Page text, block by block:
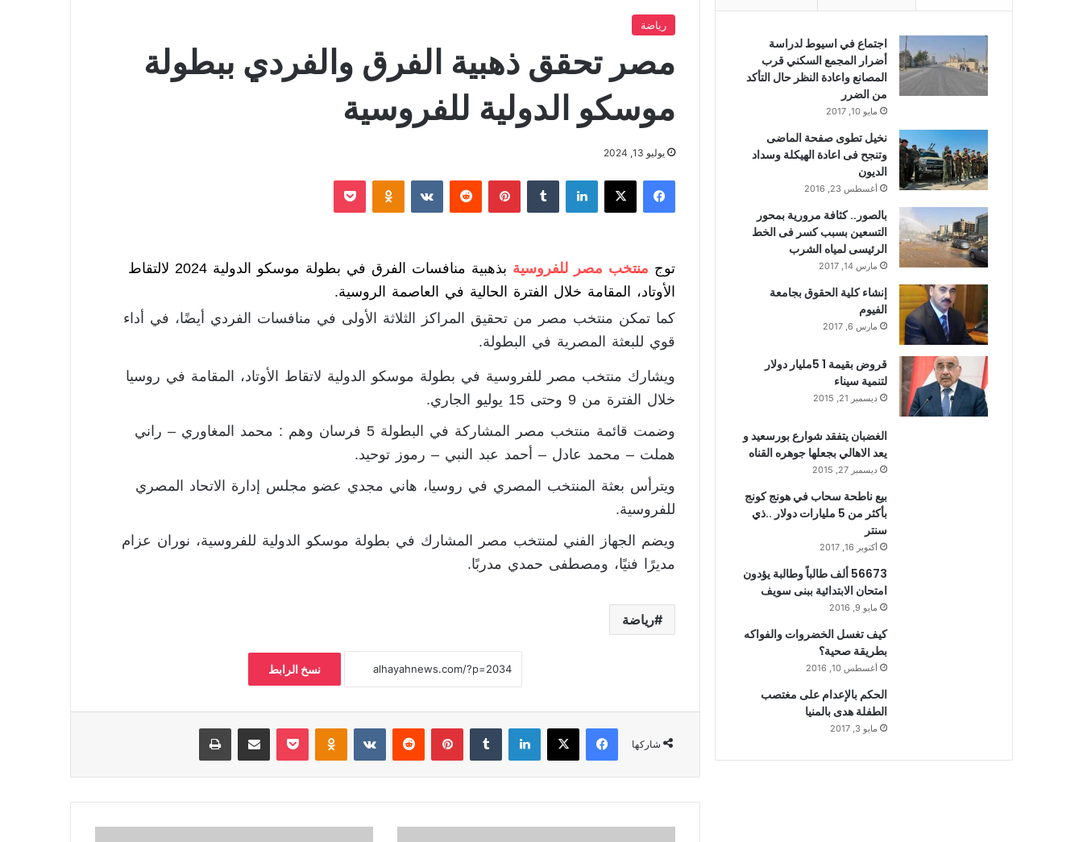
رياضة
مصر تحقق ذهبية الفرق والفردي ببطولة
موسكو الدولية للفروسية
يوليو 13, 2024
فيسبوك لينكدإن بينتيريست
توج منتخب مصر للفروسية
بذهبية منافسات الفرق في بطولة موسكو الدولية 2024 لالتقاط
الأوتاد، المقامة خلال الفترة الحالية في العاصمة الروسية.
كما تمكن منتخب مصر من تحقيق المراكز الثلاثة الأولى في منافسات الفردي أيضًا، في أداء
قوي للبعثة المصرية في البطولة.
ويشارك منتخب مصر للفروسية في بطولة موسكو الدولية لاتقاط الأوتاد، المقامة في روسيا
خلال الفترة من 9 وحتى 15 يوليو الجاري.
وضمت قائمة منتخب مصر المشاركة في البطولة 5 فرسان وهم : محمد المغاوري – راني
هملت – محمد عادل – أحمد عبد النبي – رموز توحيد.
ويترأس بعثة المنتخب المصري في روسيا، هاني مجدي عضو مجلس إدارة الاتحاد المصري
للفروسية.
ويضم الجهاز الفني لمنتخب مصر المشارك في بطولة موسكو الدولية للفروسية، نوران عزام
مديرًا فنيًا، ومصطفى حمدي مدربًا.
رياضة
نسخ الرابط
شاركها
فيسبوك لينكدإن بينتيريست بوكيت
اجتماع في اسيوط لدراسة
أضرار المجمع السكني قرب
المصانع واعادة النظر حال التأكد
من الضرر
مايو 10, 2017
نخيل تطوى صفحة الماضى
وتنجح فى اعادة الهيكلة وسداد
الديون
أغسطس 23, 2016
بالصور.. كثافة مرورية بمحور
التسعين بسبب كسر فى الخط
الرئيسى لمياه الشرب
مارس 14, 2017
إنشاء كلية الحقوق بجامعة
الفيوم
مارس 6, 2017
قروض بقيمة 1 5مليار دولار
لتنمية سيناء
ديسمبر 21, 2015
الغضبان يتفقد شوارع بورسعيد و
يعد الاهالي بجعلها جوهره القناه
ديسمبر 27, 2015
بيع ناطحة سحاب في هونج كونج
بأكثر من 5 مليارات دولار ..ذي
سنتر
أكتوبر 16, 2017
56673 ألف طالباً وطالبة يؤدون
امتحان الابتدائية ببنى سويف
مايو 9, 2016
كيف تغسل الخضروات والفواكه
بطريقة صحية؟
أغسطس 10, 2016
الحكم بالإعدام على مغتصب
الطفلة هدى بالمنيا
مايو 3, 2017